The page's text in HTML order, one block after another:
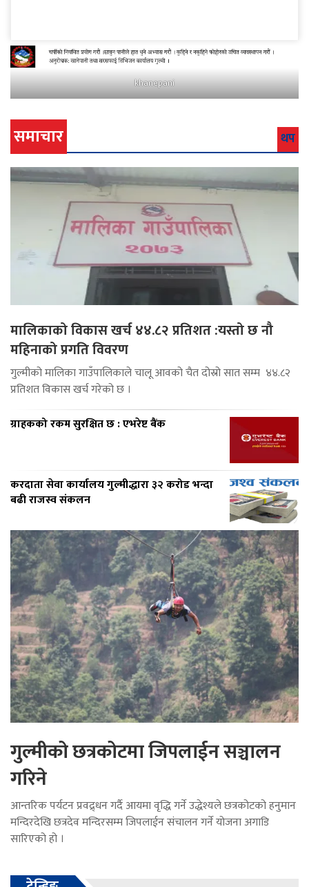
khanepani
समाचार थप
मालिकाको विकास खर्च ४४.८२ प्रतिशत :यस्तो छ नौ
महिनाको प्रगति विवरण
गुल्मीको मालिका गाउँपालिकाले चालू आवको चैत दोस्रो सात सम्म ४४.८२
प्रतिशत विकास खर्च गरेको छ ।
ग्राहकको रकम सुरक्षित छ : एभरेष्ट बैंक
करदाता सेवा कार्यालय गुल्मीद्धारा ३२ करोड भन्दा
बढी राजस्व संकलन
गुल्मीको छत्रकोटमा जिपलाईन सञ्चालन
गरिने
आन्तरिक पर्यटन प्रवद्र्धन गर्दै आयमा वृद्धि गर्ने उद्धेश्यले छत्रकोटको हनुमान
मन्दिरदेखि छत्रदेव मन्दिरसम्म जिपलाईन संचालन गर्ने योजना अगाडि
सारिएको हो ।